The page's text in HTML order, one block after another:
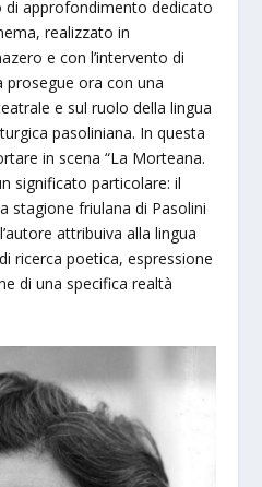
approfondimento dedicato
realizzato in
e con l’intervento di
prosegue ora con una
e sul ruolo della lingua
pasoliniana. In questa
in scena “La Morteana.
significato particolare: il
stagione friulana di Pasolini
attribuiva alla lingua
ricerca poetica, espressione
di una specifica realtà